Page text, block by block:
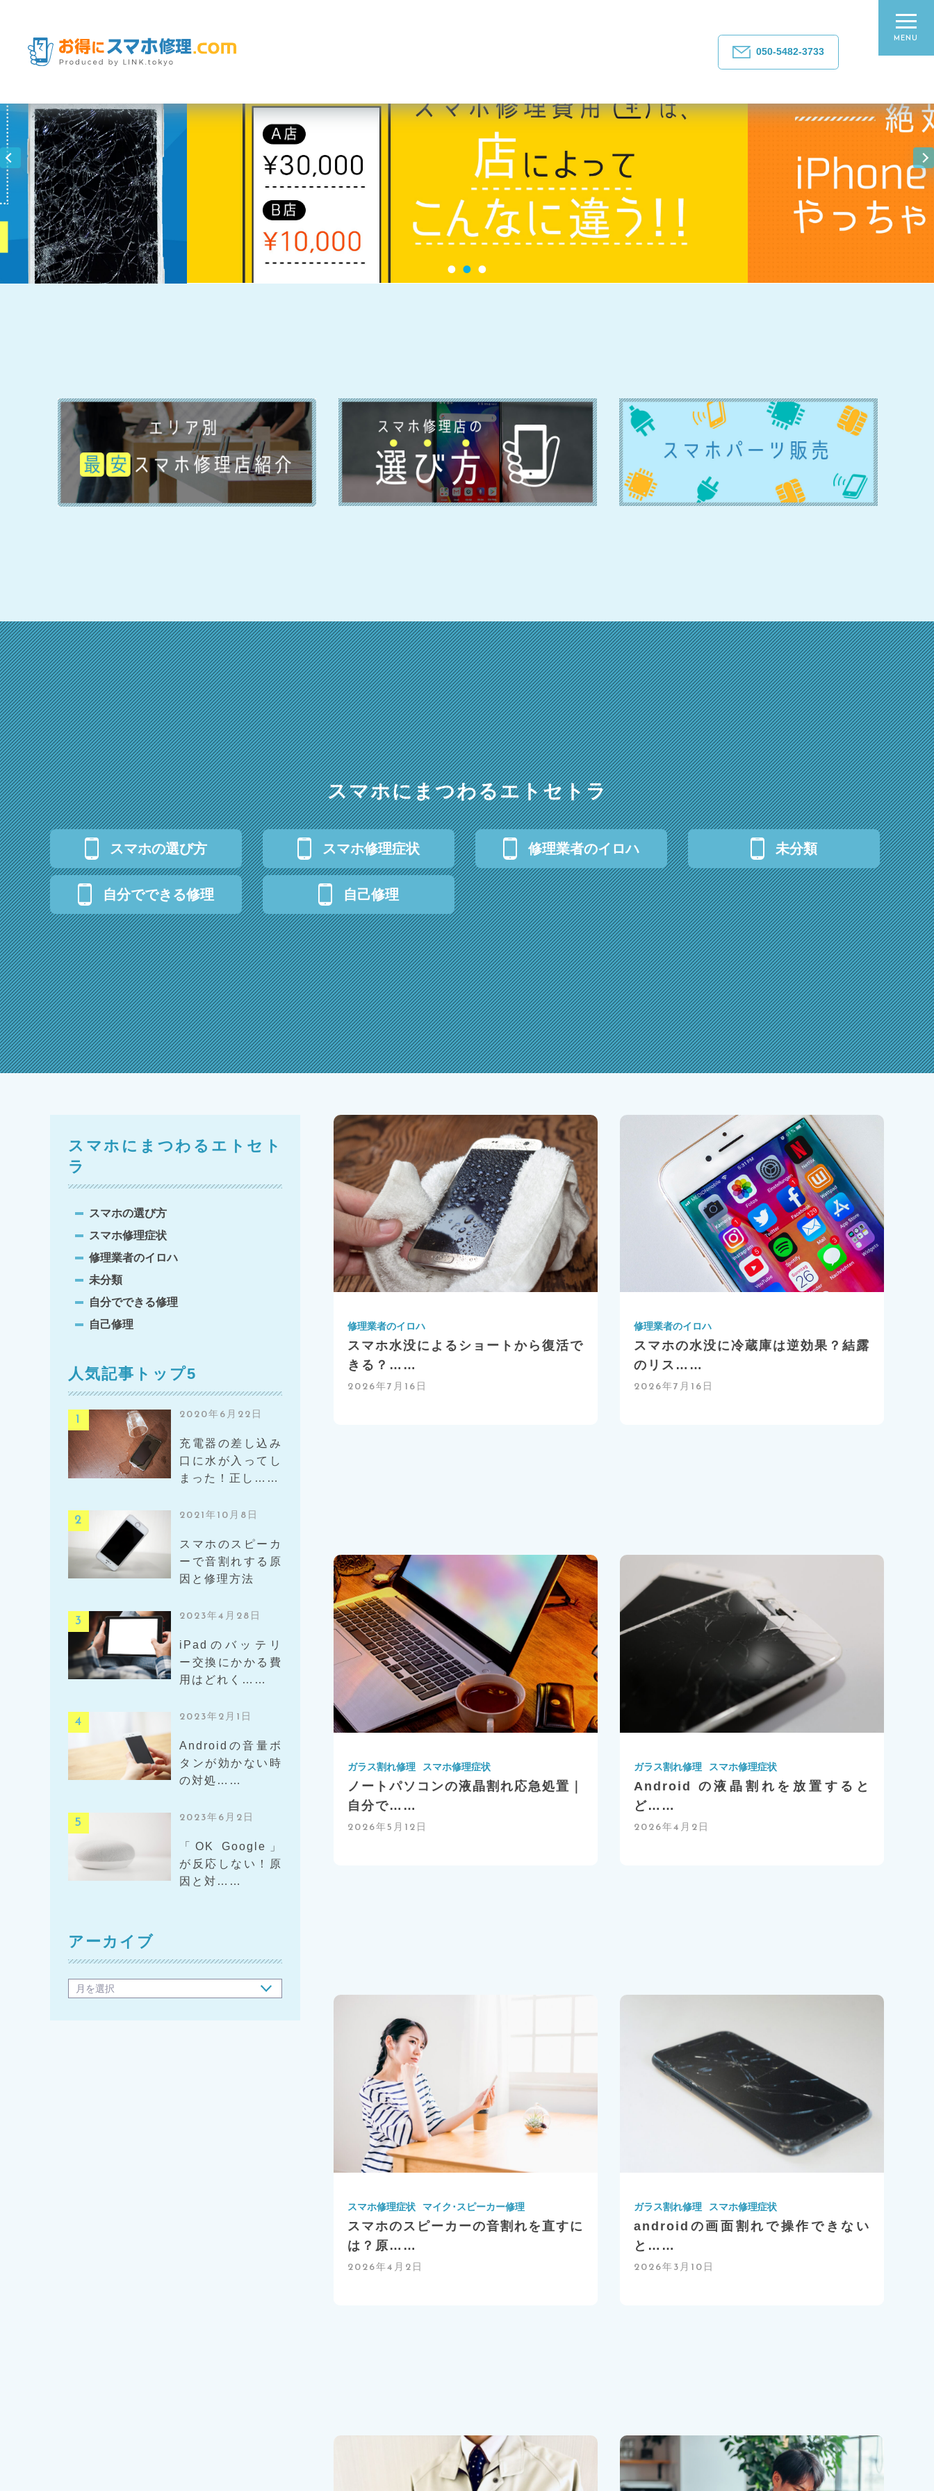
050-5482-3733
MENU
スマホにまつわるエトセトラ
スマホの選び方 スマホ修理症状 修理業者のイロハ 未分類
自分でできる修理 自己修理
修理業者のイロハ
スマホ水没によるショートから復活で
きる？……
2026年7月16日
修理業者のイロハ
スマホの水没に冷蔵庫は逆効果？結露
のリス……
2026年7月16日
ガラス割れ修理 スマホ修理症状
ノートパソコンの液晶割れ応急処置｜
自分で……
2026年5月12日
ガラス割れ修理 スマホ修理症状
Android の液晶割れを放置すると
ど……
2026年4月2日
スマホ修理症状 マイク･スピーカー修理
スマホのスピーカーの音割れを直すに
は？原……
2026年4月2日
ガラス割れ修理 スマホ修理症状
androidの画面割れで操作できない
と……
2026年3月10日
スマホにまつわるエトセト
ラ
スマホの選び方
スマホ修理症状
修理業者のイロハ
未分類
自分でできる修理
自己修理
人気記事トップ5
2020年6月22日
充電器の差し込み
口に水が入ってし
まった！正し……
2021年10月8日
スマホのスピーカ
ーで音割れする原
因と修理方法
2023年4月28日
iPadのバッテリ
ー交換にかかる費
用はどれく……
2023年2月1日
Androidの音量ボ
タンが効かない時
の対処……
2023年6月2日
「OK Google」
が反応しない！原
因と対……
アーカイブ